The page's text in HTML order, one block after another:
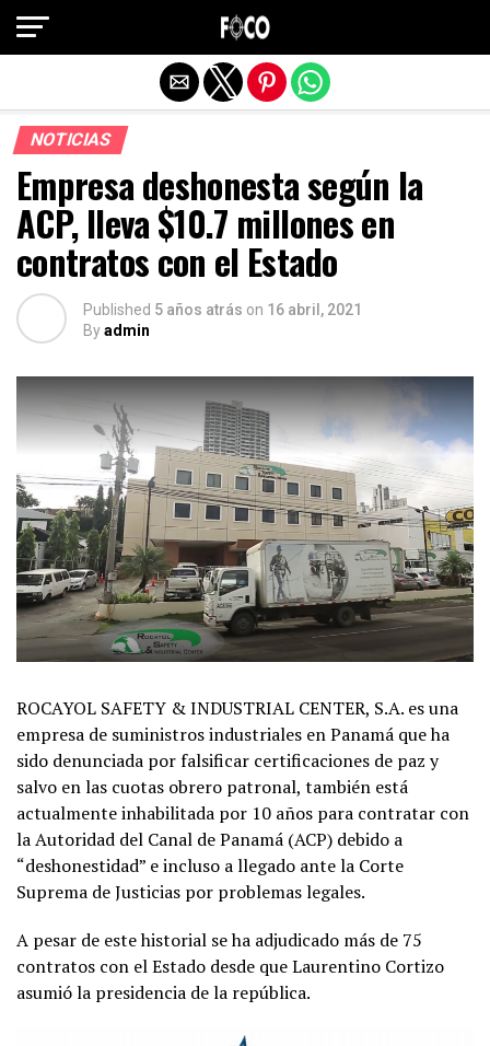
NOTICIAS
Empresa deshonesta según la
ACP, lleva $10.7 millones en
contratos con el Estado
Published 5 años atrás on 16 abril, 2021
Byadmin
ROCAYOL SAFETY & INDUSTRIAL CENTER, S.A. es una
empresa de suministros industriales en Panamá que ha
sido denunciada por falsificar certificaciones de paz y
salvo en las cuotas obrero patronal, también está
actualmente inhabilitada por 10 años para contratar con
la Autoridad del Canal de Panamá (ACP) debido a
“deshonestidad” e incluso a llegado ante la Corte
Suprema de Justicias por problemas legales.
A pesar de este historial se ha adjudicado más de 75
contratos con el Estado desde que Laurentino Cortizo
asumió la presidencia de la república.
Salir de la versión móvil